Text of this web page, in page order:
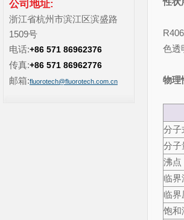
公司地址:
浙江省杭州市滨江区滨盛路
1509号
电话:+86 571 86962376
传真:+86 571 86962776
邮箱:fluorotech@fluorotech.com.cn
色透
物理
分子
分子
沸点
临界
临界
饱